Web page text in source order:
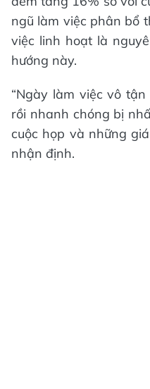
ngũ làm việc phân bổ
việc linh hoạt là
hướng này.
“Ngày làm việc vô
rồi nhanh chóng bị
cuộc họp và những
nhận định.